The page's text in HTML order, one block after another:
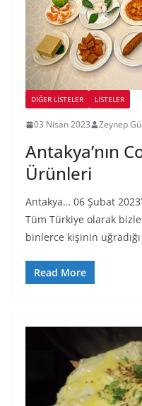
DIĞER LISTELER LİSTELER
03 Nisan 2023 Zeynep
Antakya’nın
Ürünleri
Antakya… 06 Şubat
Tüm Türkiye olarak
binlerce kişinin uğradığı
Read More